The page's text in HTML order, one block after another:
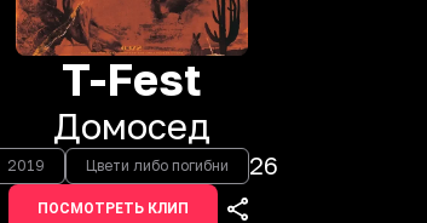
T-Fest
Домосед
2019 Цвети либо погибни 26
ПОСМОТРЕТЬ КЛИП